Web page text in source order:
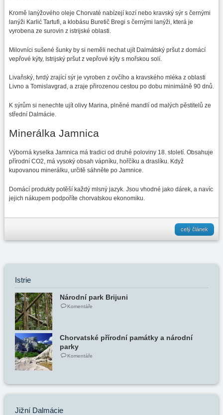
Kromě lanýžového oleje Chorvaté nabízejí kozí nebo kravský sýr s černými
lanýži Karlić Tartufi, a klobásu Buretič Bregi s černými lanýži, která je
vyrobena ze surovin z istrijské oblasti.
Milovníci sušené šunky by si neměli nechat ujít Dalmátský pršut z domácí
vepřové kýty, Istrijský pršut z vepřové kýty s mořskou solí.
Livaňský, tvrdý zrající sýr je vyroben z ovčího a kravského mléka z oblasti
Livno a Tomislavgrad, a zraje přirozenou cestou po dobu minimálně 90 dnů.
K sýrům si nenechte ujít olivy Marina, plněné mandlí od malých pěstitelů ze
střední Dalmácie.
Minerálka Jamnica
Výborná kyselka Jamnica má tradici od druhé poloviny 18. století. Obsahuje
přírodní CO2, má vysoký obsah vápníku, hořčíku a draslíku. Když
kupovanou minerálku, určitě sáhněte po Jamnice.
Domácí produkty potěší každý mlsný jazyk. Jsou vhodné jako dárek, a navíc
jejich nákupem podpoříte chorvatskou ekonomiku.
celý článek
Istrie
Národní park Brijuni
Komentáře
Chorvatské přírodní památky a národní
parky
Komentáře
Jižní Dalmácie